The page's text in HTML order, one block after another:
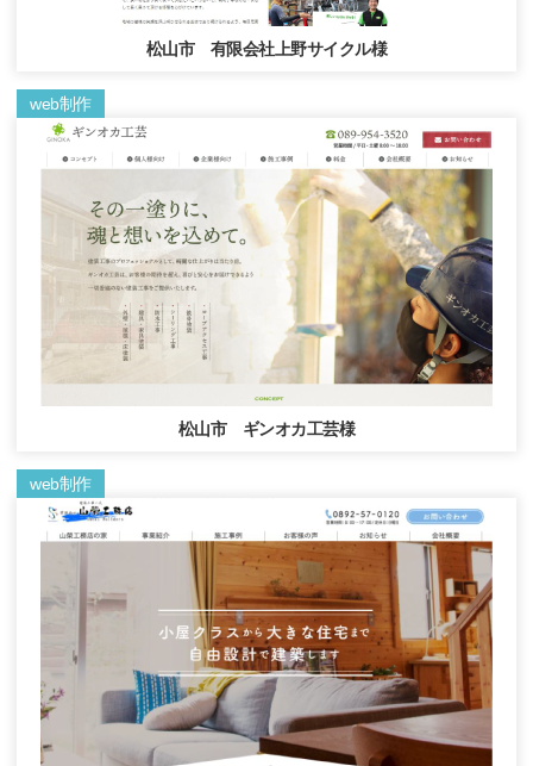
松山市 有限会社上野サイクル様
web制作
松山市 ギンオカ工芸様
web制作